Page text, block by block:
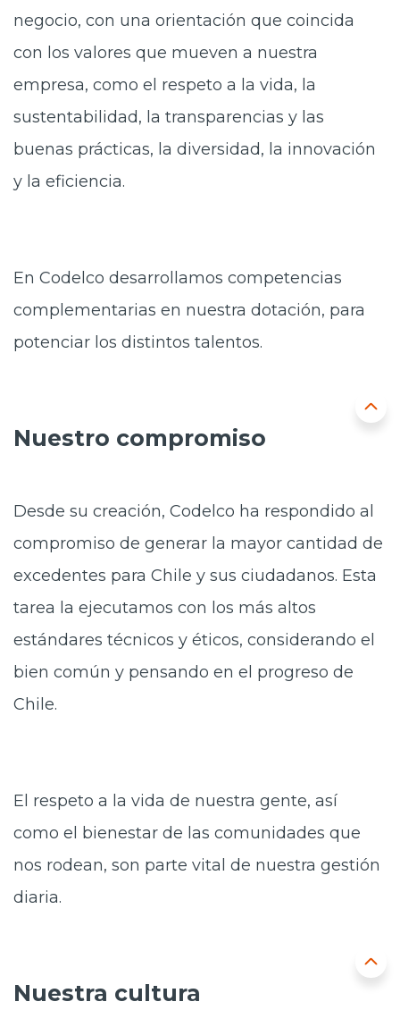
negocio, con una orientación que coincida
con los valores que mueven a nuestra
empresa, como el respeto a la vida, la
sustentabilidad, la transparencias y las
buenas prácticas, la diversidad, la innovación
y la eficiencia.
En Codelco desarrollamos competencias
complementarias en nuestra dotación, para
potenciar los distintos talentos.
Nuestro compromiso
Desde su creación, Codelco ha respondido al
compromiso de generar la mayor cantidad de
excedentes para Chile y sus ciudadanos. Esta
tarea la ejecutamos con los más altos
estándares técnicos y éticos, considerando el
bien común y pensando en el progreso de
Chile.
El respeto a la vida de nuestra gente, así
como el bienestar de las comunidades que
nos rodean, son parte vital de nuestra gestión
diaria.
Nuestra cultura